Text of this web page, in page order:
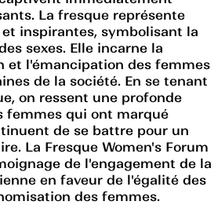
La fresque représente
inspirantes, symbolisant la
sexes. Elle incarne la
et l'émancipation des femmes
de la société. En se tenant
on ressent une profonde
femmes qui ont marqué
de se battre pour un
La Fresque Women's Forum
de l'engagement de la
en faveur de l'égalité des
des femmes.